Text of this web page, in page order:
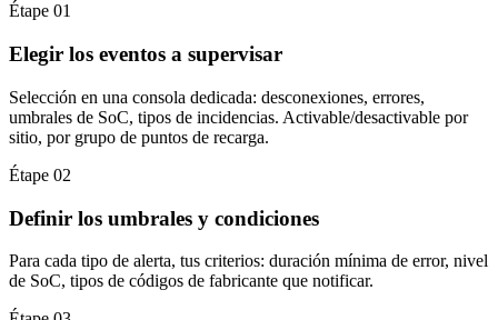
Étape 01
Elegir los eventos a supervisar
Selección en una consola dedicada: desconexiones, errores,
umbrales de SoC, tipos de incidencias. Activable/desactivable por
sitio, por grupo de puntos de recarga.
Étape 02
Definir los umbrales y condiciones
Para cada tipo de alerta, tus criterios: duración mínima de error, nivel
de SoC, tipos de códigos de fabricante que notificar.